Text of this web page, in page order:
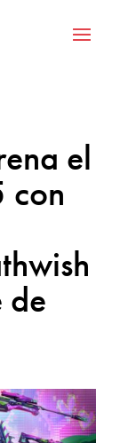
el
con
de